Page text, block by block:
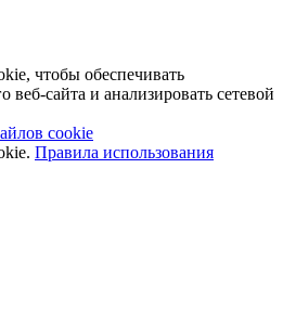
чтобы обеспечивать
сайта и анализировать сетевой
cookie
Правила использования